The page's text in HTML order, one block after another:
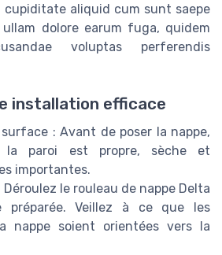
cupiditate aliquid cum sunt saepe
dolore earum fuga, quidem
voluptas perferendis
installation efficace
: Avant de poser la nappe,
la paroi est propre, sèche et
importantes.
Déroulez le rouleau de nappe Delta
préparée. Veillez à ce que les
nappe soient orientées vers la